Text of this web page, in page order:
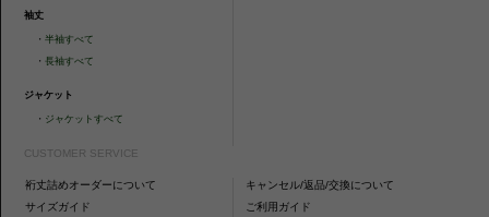
袖丈
・半袖すべて
・長袖すべて
ジャケット
・ ジャケットすべて
CUSTOMER SERVICE
裄丈詰めオーダーについて
キャンセル/返品/交換について
サイズガイド
ご利用ガイド